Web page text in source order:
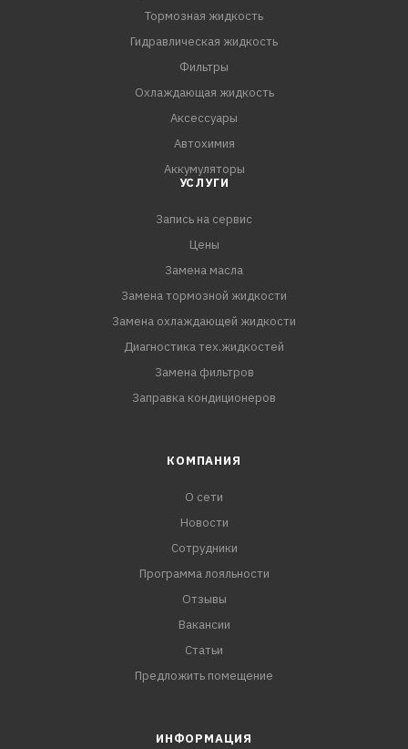
Тормозная жидкость
Гидравлическая жидкость
Фильтры
Охлаждающая жидкость
Аксессуары
Автохимия
Аккумуляторы
УСЛУГИ
Запись на сервис
Цены
Замена масла
Замена тормозной жидкости
Замена охлаждающей жидкости
Диагностика тех.жидкостей
Замена фильтров
Заправка кондиционеров
КОМПАНИЯ
О сети
Новости
Сотрудники
Программа лояльности
Отзывы
Вакансии
Статьи
Предложить помещение
ИНФОРМАЦИЯ